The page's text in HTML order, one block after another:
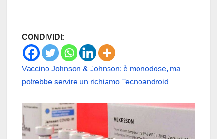
CONDIVIDI:
Vaccino Johnson & Johnson: è monodose, ma
potrebbe servire un richiamo Tecnoandroid